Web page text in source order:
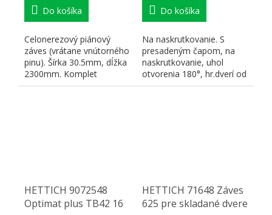
Do košíka
Celonerezový piánový
záves (vrátane vnútorného
pinu). Šírka 30.5mm, dĺžka
2300mm. Komplet
nerezový materiál SS201...
Do košíka
Na naskrutkovanie. S
presadeným čapom, na
naskrutkovanie, uhol
otvorenia 180°, hr.dverí od
15 mm, medzera je
HETTICH 9072548
Optimat plus TB42 16
HETTICH 71648 Záves
625 pre skladané dvere